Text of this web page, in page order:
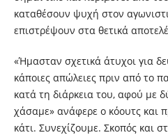
καταθέσουν ψυχή στον
επιστρέψουν στα θετικά
«Ήμασταν σχετικά άτυχοι για
κάποιες απώλειες πριν από το
κατά τη διάρκεια του, αφού με
χάσαμε» ανάφερε ο κόουτς και
κάτι. Συνεχίζουμε. Σκοπός και